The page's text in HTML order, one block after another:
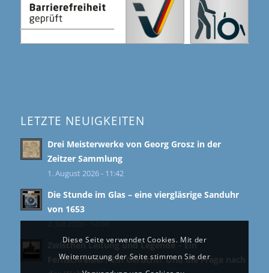
LETZTE NEUIGKEITEN
Drei Meisterwerke von Georg Grosz in der
Zeitzer Sammlung
1. August 2026 - 11:42
Die Stunde im Glas – eine viergläsrige Sanduhr
von 1653
2. Juli 2026 - 14:08
Zwischen Leitung und Legende – Ein
Fernschreiber? Ein Gerücht? Und die Frage nach
Diese Seite verwendet Cookies. Mit der
Weiternutzung der Seite stimmen Sie der